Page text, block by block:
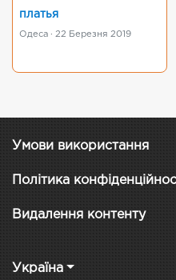
платья
Одеса · 22 Березня 2019
Умови використання
Політика
Видалення контенту
Україна